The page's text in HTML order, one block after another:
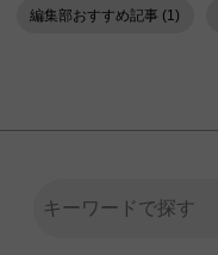
編集部おすすめ記事 (1)